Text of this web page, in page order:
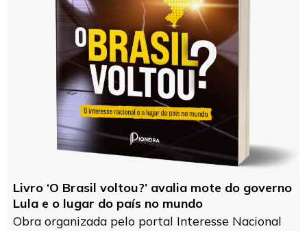
Livro ‘O Brasil voltou?’ avalia mote do governo
Lula e o lugar do país no mundo
Obra organizada pelo portal Interesse Nacional